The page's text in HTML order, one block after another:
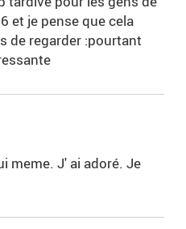
et je pense que cela
de regarder :pourtant
meme. J' ai adoré. Je